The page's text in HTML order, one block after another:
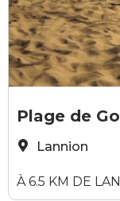
Plage de
Lannion
À 6.5 KM DE